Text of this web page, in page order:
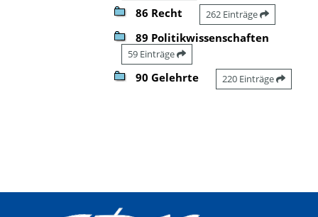
86 Recht 262 Einträge
89 Politikwissenschaften
59 Einträge
90 Gelehrte 220 Einträge